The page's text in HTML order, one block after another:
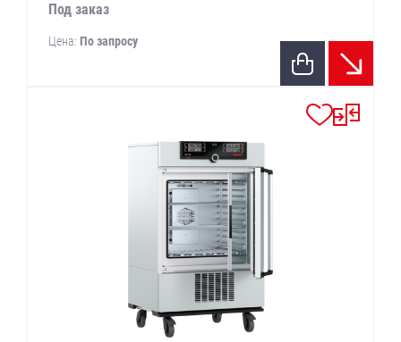
Под заказ
Цена: По запросу